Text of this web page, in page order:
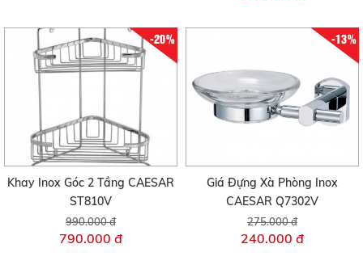
-20%
Khay Inox Góc 2 Tầng CAESAR
ST810V
990.000 đ
790.000 đ
-13%
Giá Đựng Xà Phòng Inox
CAESAR Q7302V
275.000 đ
240.000 đ